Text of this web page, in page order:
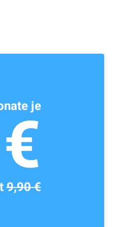
je
9,90 €